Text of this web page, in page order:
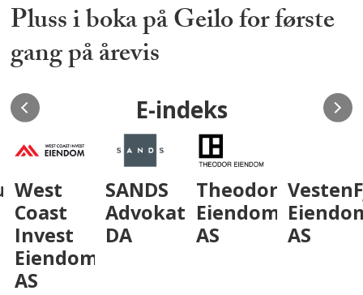
Pluss i boka på Geilo for første
gang på årevis
E-indeks
West
Coast
Invest
Eiendom
AS
SANDS
Advokatfirma
DA
Theodor
Eiendom
AS
AS